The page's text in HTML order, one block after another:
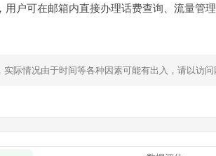
用户可在邮箱内直接办理话费查询、流量
际情况由于时间等各种因素可能有出入，请以访问